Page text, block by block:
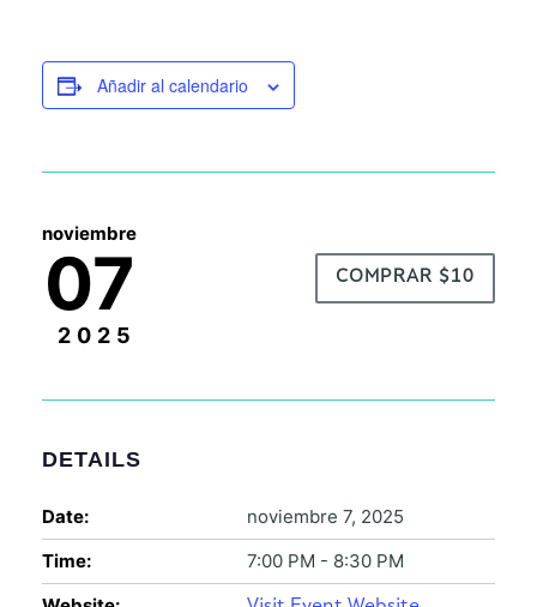
Añadir al calendario
noviembre
07
2025
COMPRAR $10
DETAILS
Date:
noviembre 7, 2025
Time:
7:00 PM - 8:30 PM